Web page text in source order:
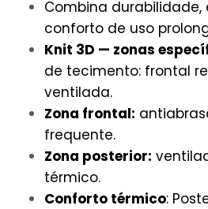
Combina durabilidade,
conforto de uso
Knit 3D — zonas
de tecimento: frontal
ventilada.
Zona frontal:
frequente.
Zona posterior:
térmico.
Conforto térmico: